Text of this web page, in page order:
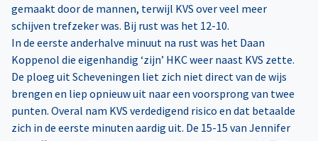
gemaakt door de mannen, terwijl KVS over veel meer
schijven trefzeker was. Bij rust was het 12-10.
In de eerste anderhalve minuut na rust was het Daan
Koppenol die eigenhandig ‘zijn’ HKC weer naast KVS zette.
De ploeg uit Scheveningen liet zich niet direct van de wijs
brengen en liep opnieuw uit naar een voorsprong van twee
punten. Overal nam KVS verdedigend risico en dat betaalde
zich in de eerste minuten aardig uit. De 15-15 van Jennifer